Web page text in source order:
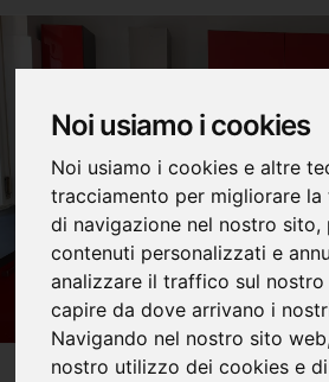
Noi usiamo i cookies
Noi usiamo i cookies e altre
tracciamento per migliorare la
di navigazione nel nostro
contenuti personalizzati e
analizzare il traffico sul
capire da dove arrivano i
Navigando nel nostro sito
nostro utilizzo dei cookies e